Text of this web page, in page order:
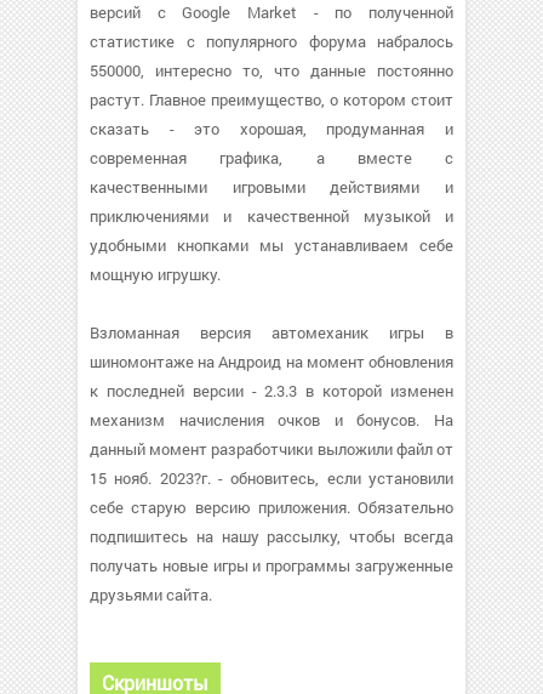
версий с Google Market - по полученной
статистике с популярного форума набралось
550000, интересно то, что данные постоянно
растут. Главное преимущество, о котором стоит
сказать - это хорошая, продуманная и
современная графика, а вместе с
качественными игровыми действиями и
приключениями и качественной музыкой и
удобными кнопками мы устанавливаем себе
мощную игрушку.
Взломанная версия автомеханик игры в
шиномонтаже на Андроид на момент обновления
к последней версии - 2.3.3 в которой изменен
механизм начисления очков и бонусов. На
данный момент разработчики выложили файл от
15 нояб. 2023?г. - обновитесь, если установили
себе старую версию приложения. Обязательно
подпишитесь на нашу рассылку, чтобы всегда
получать новые игры и программы загруженные
друзьями сайта.
Скриншоты